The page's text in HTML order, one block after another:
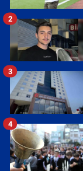
2
3
4